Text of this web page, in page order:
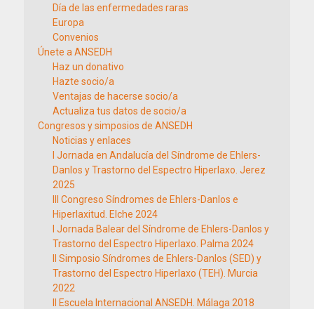
Día de las enfermedades raras
Europa
Convenios
Únete a ANSEDH
Haz un donativo
Hazte socio/a
Ventajas de hacerse socio/a
Actualiza tus datos de socio/a
Congresos y simposios de ANSEDH
Noticias y enlaces
I Jornada en Andalucía del Síndrome de Ehlers-
Danlos y Trastorno del Espectro Hiperlaxo. Jerez
2025
III Congreso Síndromes de Ehlers-Danlos e
Hiperlaxitud. Elche 2024
I Jornada Balear del Síndrome de Ehlers-Danlos y
Trastorno del Espectro Hiperlaxo. Palma 2024
II Simposio Síndromes de Ehlers-Danlos (SED) y
Trastorno del Espectro Hiperlaxo (TEH). Murcia
2022
II Escuela Internacional ANSEDH. Málaga 2018